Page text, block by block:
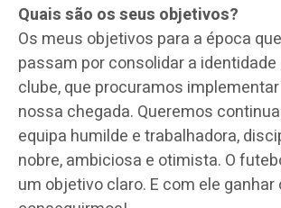
Quais são os seus objetivos?
Os meus objetivos para a época
passam por consolidar a identidade
clube, que procuramos
nossa chegada. Queremos
equipa humilde e trabalhadora,
nobre, ambiciosa e otimista. O
um objetivo claro. E com ele ganhar